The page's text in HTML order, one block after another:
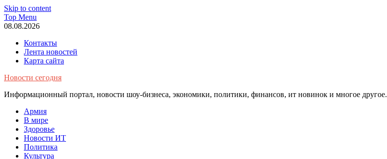
Skip to content
Top Menu
08.08.2026
Контакты
Лента новостей
Карта сайта
Новости сегодня
Информационный портал, новости шоу-бизнеса, экономики, политики, финансов, ит новинок и многое другое.
Армия
В мире
Здоровье
Новости ИТ
Политика
Культура